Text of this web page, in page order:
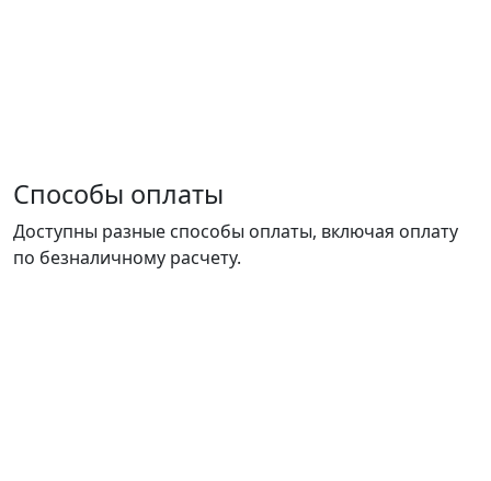
Способы оплаты
Доступны разные способы оплаты, включая оплату
по безналичному расчету.